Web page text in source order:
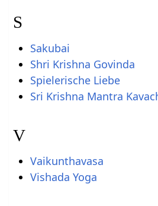
S
Sakubai
Shri Krishna Govinda
Spielerische Liebe
Sri Krishna Mantra
V
Vaikunthavasa
Vishada Yoga